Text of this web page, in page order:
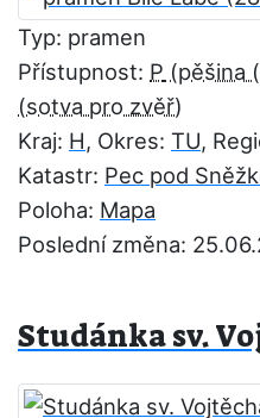
Typ: pramen
Přístupnost: P
Kraj: H, Okres: TU,
Katastr: Pec pod
Poloha: Mapa
Poslední změna:
Studánka sv.